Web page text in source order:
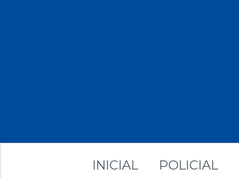
INICIAL POLICIAL